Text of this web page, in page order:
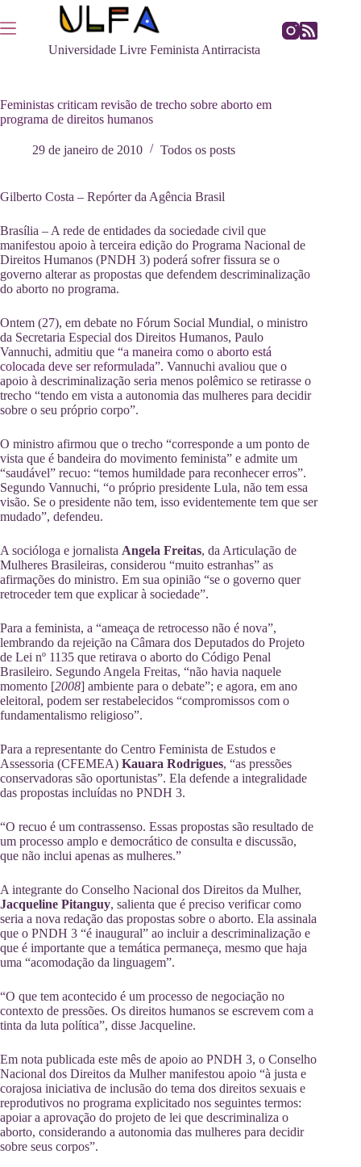
para
o
Universidade Livre Feminista Antirracista
Feministas criticam revisão de trecho sobre aborto em
programa de direitos humanos
29 de janeiro de 2010 Todos os posts
Gilberto Costa – Repórter da Agência Brasil
Brasília – A rede de entidades da sociedade civil que
manifestou apoio à terceira edição do Programa Nacional de
Direitos Humanos (PNDH 3) poderá sofrer fissura se o
governo alterar as propostas que defendem descriminalização
do aborto no programa.
Ontem (27), em debate no Fórum Social Mundial, o ministro
da Secretaria Especial dos Direitos Humanos, Paulo
Vannuchi, admitiu que “a maneira como o aborto está
colocada deve ser reformulada”. Vannuchi avaliou que o
apoio à descriminalização seria menos polêmico se retirasse o
trecho “tendo em vista a autonomia das mulheres para decidir
sobre o seu próprio corpo”.
O ministro afirmou que o trecho “corresponde a um ponto de
vista que é bandeira do movimento feminista” e admite um
“saudável” recuo: “temos humildade para reconhecer erros”.
Segundo Vannuchi, “o próprio presidente Lula, não tem essa
visão. Se o presidente não tem, isso evidentemente tem que ser
mudado”, defendeu.
A socióloga e jornalista Angela Freitas, da Articulação de
Mulheres Brasileiras, considerou “muito estranhas” as
afirmações do ministro. Em sua opinião “se o governo quer
retroceder tem que explicar à sociedade”.
Para a feminista, a “ameaça de retrocesso não é nova”,
lembrando da rejeição na Câmara dos Deputados do Projeto
de Lei nº 1135 que retirava o aborto do Código Penal
Brasileiro. Segundo Angela Freitas, “não havia naquele
momento [2008] ambiente para o debate”; e agora, em ano
eleitoral, podem ser restabelecidos “compromissos com o
fundamentalismo religioso”.
Para a representante do Centro Feminista de Estudos e
Assessoria (CFEMEA) Kauara Rodrigues, “as pressões
conservadoras são oportunistas”. Ela defende a integralidade
das propostas incluídas no PNDH 3.
“O recuo é um contrassenso. Essas propostas são resultado de
um processo amplo e democrático de consulta e discussão,
que não inclui apenas as mulheres.”
A integrante do Conselho Nacional dos Direitos da Mulher,
Jacqueline Pitanguy, salienta que é preciso verificar como
seria a nova redação das propostas sobre o aborto. Ela assinala
que o PNDH 3 “é inaugural” ao incluir a descriminalização e
que é importante que a temática permaneça, mesmo que haja
uma “acomodação da linguagem”.
“O que tem acontecido é um processo de negociação no
contexto de pressões. Os direitos humanos se escrevem com a
tinta da luta política”, disse Jacqueline.
Em nota publicada este mês de apoio ao PNDH 3, o Conselho
Nacional dos Direitos da Mulher manifestou apoio “à justa e
corajosa iniciativa de inclusão do tema dos direitos sexuais e
reprodutivos no programa explicitado nos seguintes termos:
apoiar a aprovação do projeto de lei que descriminaliza o
aborto, considerando a autonomia das mulheres para decidir
sobre seus corpos”.